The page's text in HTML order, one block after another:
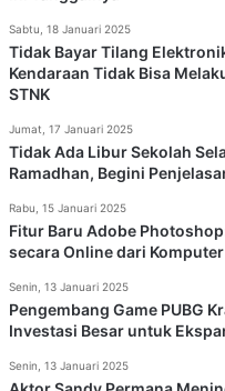
Sabtu, 18 Januari 2025
Tidak Bayar Tilang
Kendaraan Tidak Bisa
STNK
Jumat, 17 Januari 2025
Tidak Ada Libur Sekolah
Ramadhan, Begini
Rabu, 15 Januari 2025
Fitur Baru Adobe
secara Online dari
Senin, 13 Januari 2025
Pengembang Game PUBG
Investasi Besar untuk
Senin, 13 Januari 2025